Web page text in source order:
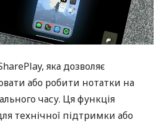
яка дозволяє
або робити нотатки на
часу. Ця функція
технічної підтримки або